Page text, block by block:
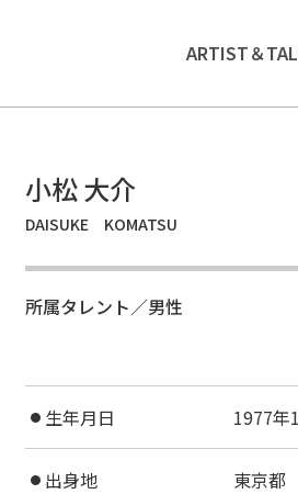
ARTIST＆
小松 大介
DAISUKE KOMATSU
所属タレント／男性
● 生年月日 1977年
● 出身地 東京都